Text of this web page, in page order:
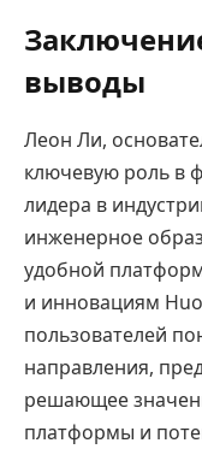
выводы
Леон Ли,
ключевую роль в
лидера в
инженерное
удобной
и инновациям
пользователей
направления,
решающее
платформы и